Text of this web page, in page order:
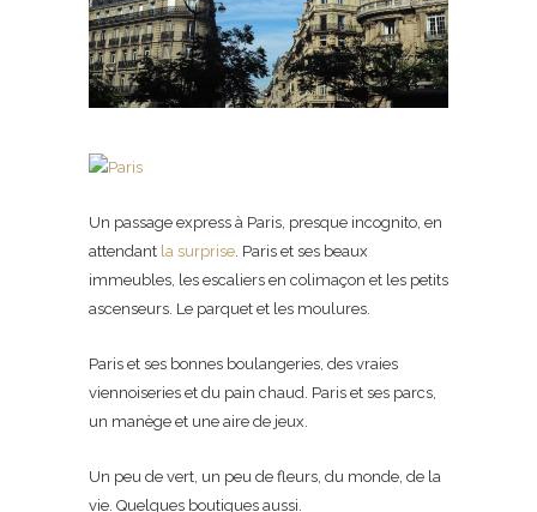
Un passage express à Paris, presque incognito, en
attendant la surprise . Paris et ses beaux
immeubles, les escaliers en colimaçon et les petits
ascenseurs. Le parquet et les moulures.
Paris et ses bonnes boulangeries, des vraies
viennoiseries et du pain chaud. Paris et ses parcs,
un manège et une aire de jeux.
Un peu de vert, un peu de fleurs, du monde, de la
vie. Quelques boutiques aussi.